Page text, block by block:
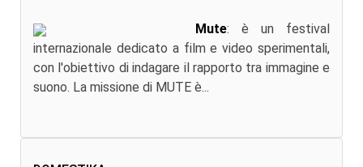
Mute: è un festival
internazionale dedicato a film e video sperimentali,
con l'obiettivo di indagare il rapporto tra immagine e
suono. La missione di MUTE è...